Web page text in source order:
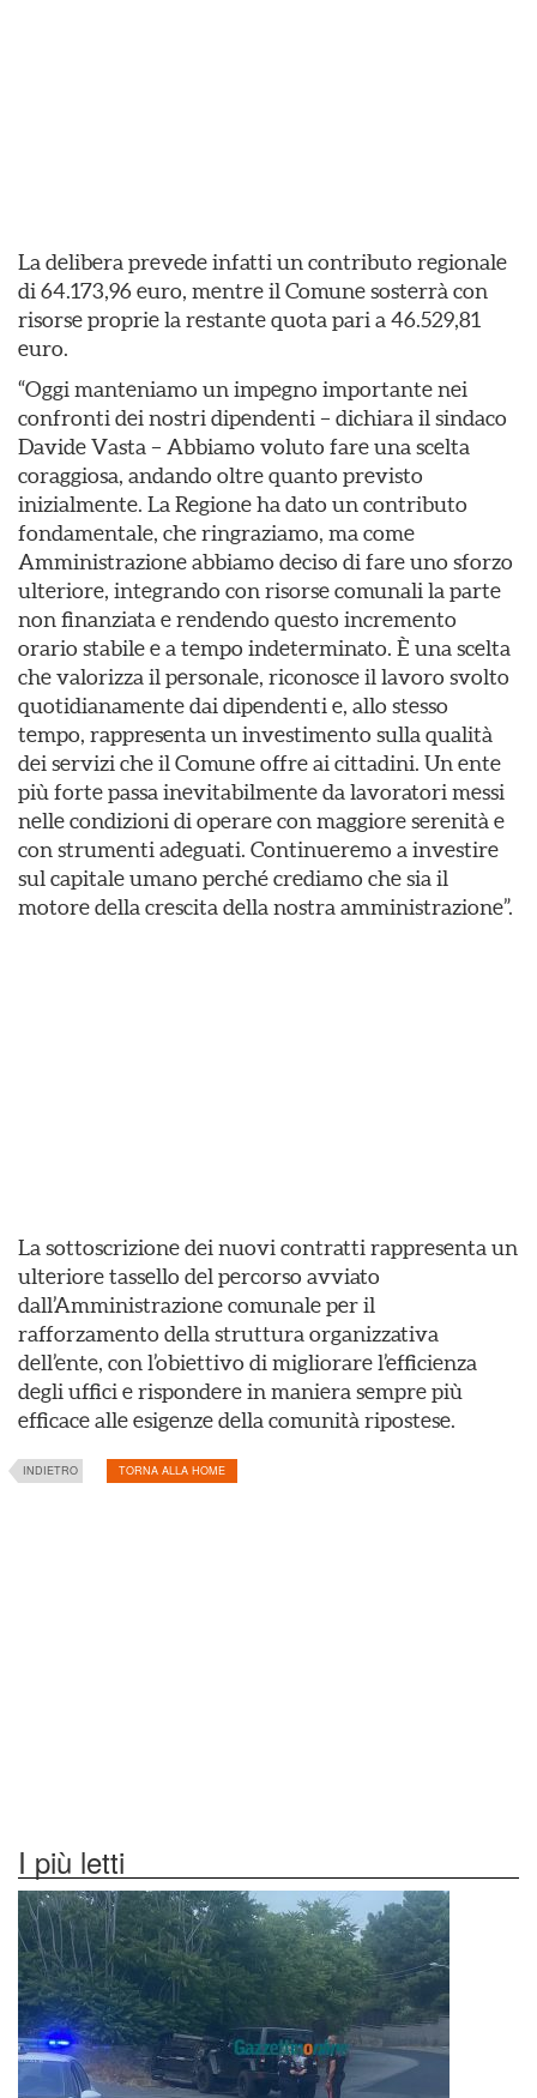
La delibera prevede infatti un contributo regionale
di 64.173,96 euro, mentre il Comune sosterrà con
risorse proprie la restante quota pari a 46.529,81
euro.
“Oggi manteniamo un impegno importante nei
confronti dei nostri dipendenti – dichiara il sindaco
Davide Vasta – Abbiamo voluto fare una scelta
coraggiosa, andando oltre quanto previsto
inizialmente. La Regione ha dato un contributo
fondamentale, che ringraziamo, ma come
Amministrazione abbiamo deciso di fare uno sforzo
ulteriore, integrando con risorse comunali la parte
non finanziata e rendendo questo incremento
orario stabile e a tempo indeterminato. È una scelta
che valorizza il personale, riconosce il lavoro svolto
quotidianamente dai dipendenti e, allo stesso
tempo, rappresenta un investimento sulla qualità
dei servizi che il Comune offre ai cittadini. Un ente
più forte passa inevitabilmente da lavoratori messi
nelle condizioni di operare con maggiore serenità e
con strumenti adeguati. Continueremo a investire
sul capitale umano perché crediamo che sia il
motore della crescita della nostra amministrazione”.
La sottoscrizione dei nuovi contratti rappresenta un
ulteriore tassello del percorso avviato
dall’Amministrazione comunale per il
rafforzamento della struttura organizzativa
dell’ente, con l’obiettivo di migliorare l’efficienza
degli uffici e rispondere in maniera sempre più
efficace alle esigenze della comunità ripostese.
INDIETRO TORNA ALLA HOME
I più letti